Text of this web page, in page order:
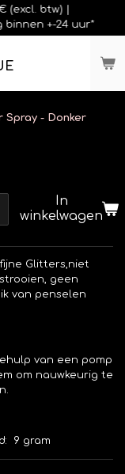
(excl. btw) |
+-24 uur*
Spray - Donker
In
winkelwagen
Glitters,niet
geen
van penselen
van een pomp
om nauwkeurig te
9 gram